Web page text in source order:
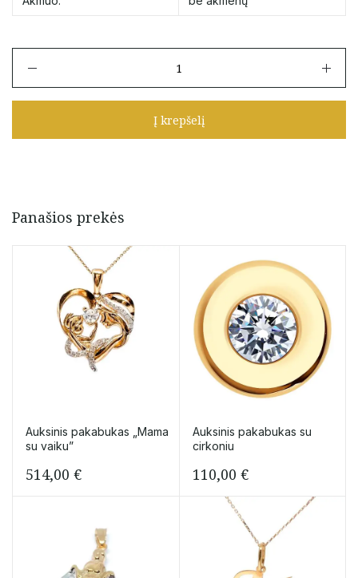
Auksinis
ženklas
Į krepšelį
Panašios prekės
Auksinis pakabukas „Mama
su vaiku”
514,00 €
Auksinis pakabukas su
cirkoniu
110,00 €